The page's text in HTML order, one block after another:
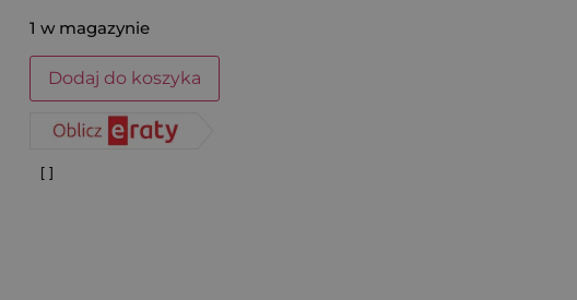
1 w magazynie
Dodaj do koszyka